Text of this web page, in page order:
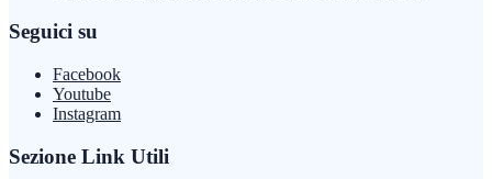
Seguici su
Facebook
Youtube
Instagram
Sezione Link Utili